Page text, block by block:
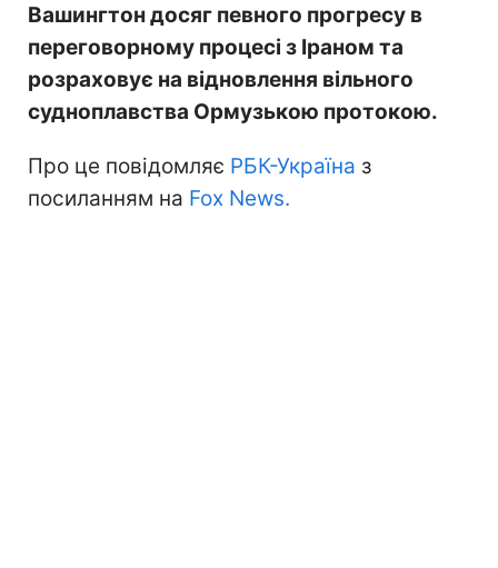
Вашингтон досяг певного прогресу в
переговорному процесі з Іраном та
розраховує на відновлення вільного
судноплавства Ормузькою протокою.
Про це повідомляє РБК-Україна з
посиланням на Fox News.